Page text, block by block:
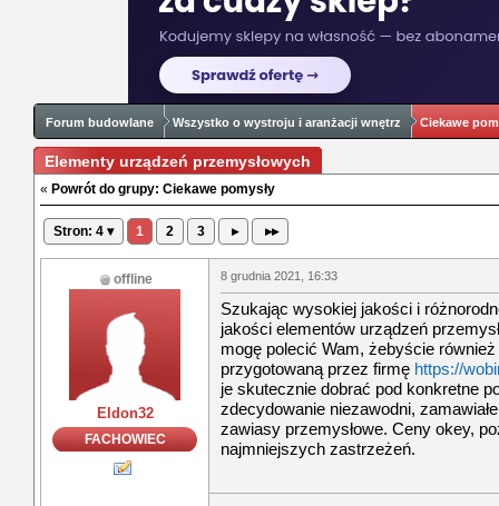
Forum budowlane Wszystko o wystroju i aranżacji wnętrz Ciekawe
Elementy urządzeń przemysłowych
« Powrót do grupy: Ciekawe pomysły
Stron: 4 ▾ 1 2 3 ▸ ▸▸
offline
Eldon32
FACHOWIEC
8 grudnia 2021, 16:33
Szukając wysokiej jakości i
jakości elementów urządzeń
mogę polecić Wam, żebyście
przygotowaną przez firmę https://
je skutecznie dobrać pod konkretne
zdecydowanie niezawodni,
zawiasy przemysłowe. Ceny okey,
najmniejszych zastrzeżeń.